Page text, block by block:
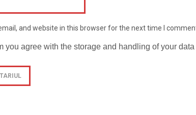
and website in this browser for the next time I
you agree with the storage and handling of your